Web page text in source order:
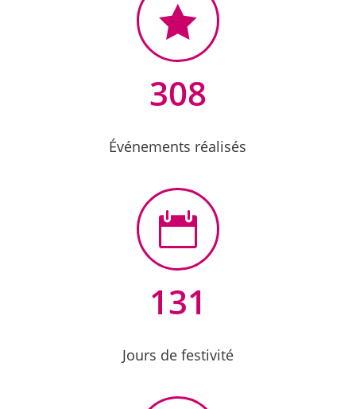

308
Événements réalisés

131
Jours de festivité